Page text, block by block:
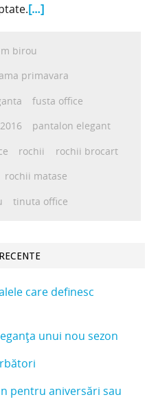
[…]
birou
primavara
fusta office
pantalon elegant
rochii
rochii brocart
rochii matase
tinuta office
care definesc
unui nou sezon
pentru aniversări sau